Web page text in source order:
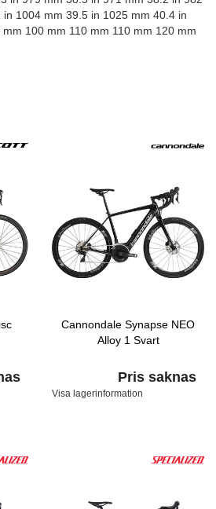
1004 mm 39.5 in 1025 mm 40.4 in
100 mm 110 mm 110 mm 120 mm
Cannondale Synapse NEO
Alloy 1 Svart
Pris saknas
Visa lagerinformation